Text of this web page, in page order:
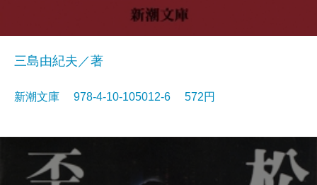
三島由紀夫／著
新潮文庫 978-4-10-105012-6 572円